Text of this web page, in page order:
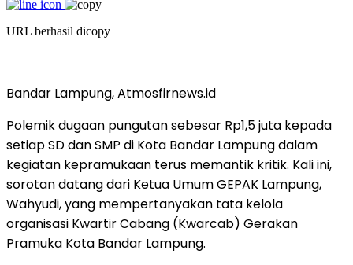
URL berhasil dicopy
Bandar Lampung, Atmosfirnews.id
Polemik dugaan pungutan sebesar Rp1,5 juta kepada
setiap SD dan SMP di Kota Bandar Lampung dalam
kegiatan kepramukaan terus memantik kritik. Kali ini,
sorotan datang dari Ketua Umum GEPAK Lampung,
Wahyudi, yang mempertanyakan tata kelola
organisasi Kwartir Cabang (Kwarcab) Gerakan
Pramuka Kota Bandar Lampung.